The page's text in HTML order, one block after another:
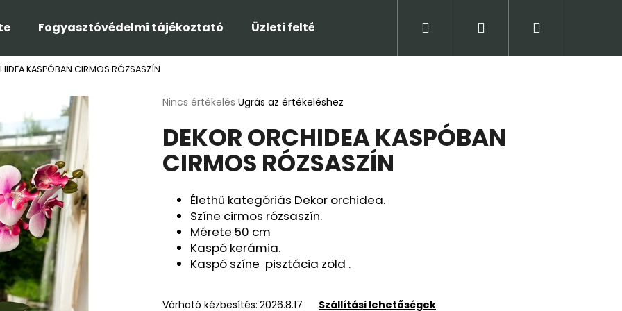
Fogyasztóvédelmi tájékoztató Üzleti feltételek (ÁSZF) Adatkezelési tájékoztató
Keresés Bejelentkezés
KASPÓBAN CIRMOS RÓZSASZÍN
A
átlagos
értékelése
5-
ből
csillag.
Nincs értékelés Ugrás az értékeléshez
DEKOR ORCHIDEA KASPÓBAN
CIRMOS RÓZSASZÍN
Élethű kategóriás Dekor orchidea.
Színe cirmos rózsaszín.
Mérete 50 cm
Kaspó kerámia.
Kaspó színe pisztácia zöld .
Várható kézbesítés: 2026.8.17 Szállítási lehetőségek
Mit keres?
KERESÉS
Ajánljuk